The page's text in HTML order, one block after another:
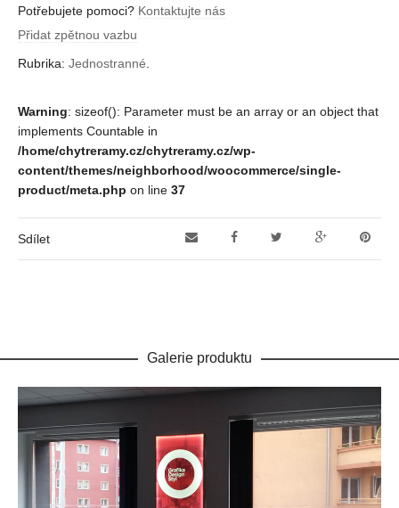
Buďte první, kdo napíše recenzi “Jednostranné 35
mm”
Potřebujete pomoci? Kontaktujte nás
Přidat zpětnou vazbu
Rubrika: Jednostranné
Warning: sizeof(): Parameter must be an array or an object that
implements Countable in
/home/chytreramy.cz/chytreramy.cz/wp-
content/themes/neighborhood/woocommerce/single-
product/meta.php on line 37
Sdílet
Galerie produktu